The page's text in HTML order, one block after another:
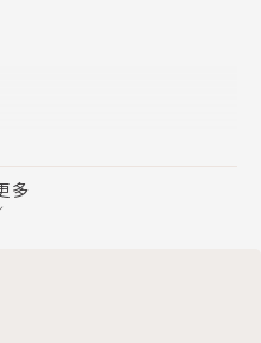
源，多補充可以提升
可能是攝取太多脂質
多在果皮裡，所以要連皮
調理 一本搞定
多